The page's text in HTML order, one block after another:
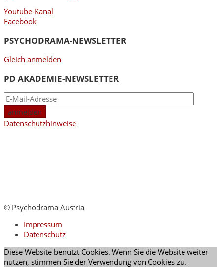
Youtube-Kanal
Facebook
PSYCHODRAMA-NEWSLETTER
Gleich anmelden
PD AKADEMIE-NEWSLETTER
Datenschutzhinweise
© Psychodrama Austria
Impressum
Datenschutz
Diese Website benutzt Cookies. Wenn Sie die Website weiter
nutzen, stimmen Sie der Verwendung von Cookies zu.